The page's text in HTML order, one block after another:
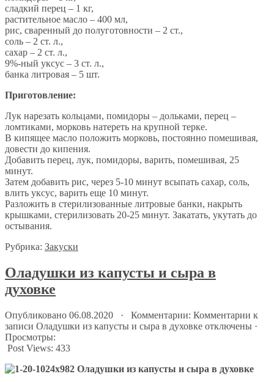
сладкий перец – 1 кг,
растительное масло – 400 мл,
рис, сваренный до полуготовности – 2 ст.,
соль – 2 ст. л.,
сахар – 2 ст. л.,
9%-ный уксус – 3 ст. л.,
банка литровая – 5 шт.
Приготовление:
Лук нарезать кольцами, помидоры – дольками, перец –
ломтиками, морковь натереть на крупной терке.
В кипящее масло положить морковь, постоянно помешивая,
довести до кипения.
Добавить перец, лук, помидоры, варить, помешивая, 25
минут.
Затем добавить рис, через 5-10 минут всыпать сахар, соль,
влить уксус, варить еще 10 минут.
Разложить в стерилизованные литровые банки, накрыть
крышками, стерилизовать 20-25 минут. Закатать, укутать до
остывания.
Рубрика: Закуски
Оладушки из капусты и сыра в
духовке
Опубликовано 06.08.2020 · Комментарии: Комментарии к
записи Оладушки из капусты и сыра в духовке отключены ·
Просмотры:
Post Views: 433